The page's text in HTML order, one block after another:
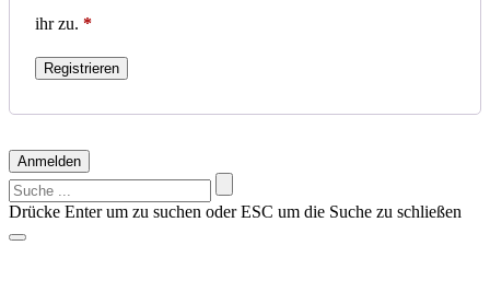
ihr zu. *
Registrieren
Anmelden
Suchen
nach:
Drücke Enter um zu suchen oder ESC um die Suche zu schließen